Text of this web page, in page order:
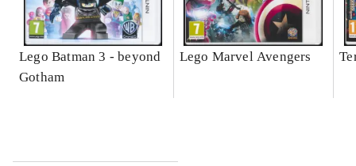
Lego Batman 3 - beyond
Gotham
Lego Marvel Avengers